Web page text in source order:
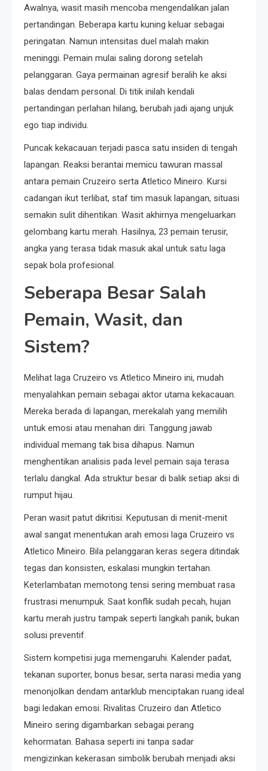
Awalnya, wasit masih mencoba mengendalikan jalan
pertandingan. Beberapa kartu kuning keluar sebagai
peringatan. Namun intensitas duel malah makin
meninggi. Pemain mulai saling dorong setelah
pelanggaran. Gaya permainan agresif beralih ke aksi
balas dendam personal. Di titik inilah kendali
pertandingan perlahan hilang, berubah jadi ajang unjuk
ego tiap individu.
Puncak kekacauan terjadi pasca satu insiden di tengah
lapangan. Reaksi berantai memicu tawuran massal
antara pemain Cruzeiro serta Atletico Mineiro. Kursi
cadangan ikut terlibat, staf tim masuk lapangan, situasi
semakin sulit dihentikan. Wasit akhirnya mengeluarkan
gelombang kartu merah. Hasilnya, 23 pemain terusir,
angka yang terasa tidak masuk akal untuk satu laga
sepak bola profesional.
Seberapa Besar Salah
Pemain, Wasit, dan
Sistem?
Melihat laga Cruzeiro vs Atletico Mineiro ini, mudah
menyalahkan pemain sebagai aktor utama kekacauan.
Mereka berada di lapangan, merekalah yang memilih
untuk emosi atau menahan diri. Tanggung jawab
individual memang tak bisa dihapus. Namun
menghentikan analisis pada level pemain saja terasa
terlalu dangkal. Ada struktur besar di balik setiap aksi di
rumput hijau.
Peran wasit patut dikritisi. Keputusan di menit-menit
awal sangat menentukan arah emosi laga Cruzeiro vs
Atletico Mineiro. Bila pelanggaran keras segera ditindak
tegas dan konsisten, eskalasi mungkin tertahan.
Keterlambatan memotong tensi sering membuat rasa
frustrasi menumpuk. Saat konflik sudah pecah, hujan
kartu merah justru tampak seperti langkah panik, bukan
solusi preventif.
Sistem kompetisi juga memengaruhi. Kalender padat,
tekanan suporter, bonus besar, serta narasi media yang
menonjolkan dendam antarklub menciptakan ruang ideal
bagi ledakan emosi. Rivalitas Cruzeiro dan Atletico
Mineiro sering digambarkan sebagai perang
kehormatan. Bahasa seperti ini tanpa sadar
mengizinkan kekerasan simbolik berubah menjadi aksi